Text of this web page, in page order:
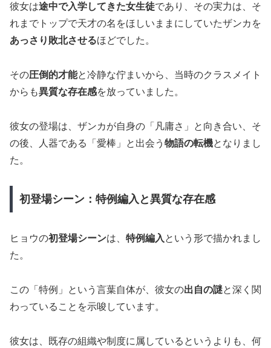
彼女は途中で入学してきた女生徒であり、その実力は、そ
れまでトップで天才の名をほしいままにしていたザンカを
あっさり敗北させるほどでした。
その圧倒的才能と冷静な佇まいから、当時のクラスメイト
からも異質な存在感を放っていました。
彼女の登場は、ザンカが自身の「凡庸さ」と向き合い、そ
の後、人器である「愛棒」と出会う 物語の転機となりまし
た。
初登場シーン：特例編入と異質な存在感
ヒョウの初登場シーンは、 特例編入 という形で描かれまし
た。
この「特例」という言葉自体が、彼女の出自の謎と深く関
わっていることを示唆しています。
彼女は、既存の組織や制度に属しているというよりも、何